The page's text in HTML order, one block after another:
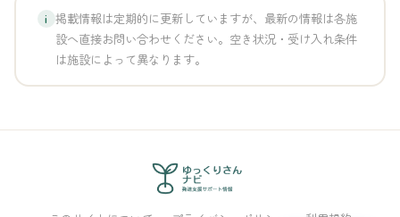
i 掲載情報は定期的に更新していますが、最新の情報は各施
設へ直接お問い合わせください。空き状況・受け入れ条件
は施設によって異なります。